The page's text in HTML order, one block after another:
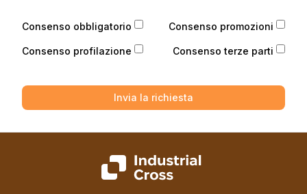
Consenso obbligatorio Consenso promozioni
Consenso profilazione Consenso terze parti
Invia la richiesta